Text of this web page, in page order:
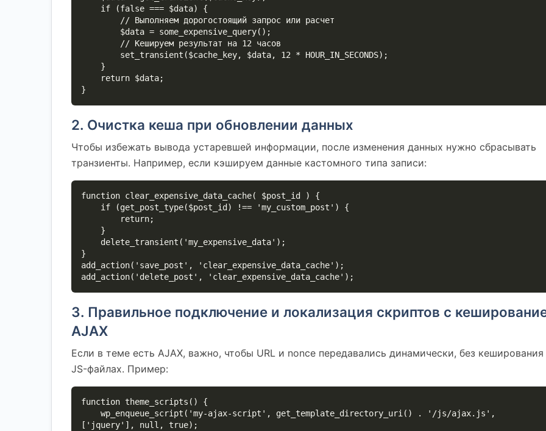
}
2. Очистка кеша при обновлении данных
Чтобы избежать вывода устаревшей информации, после изменения данных нужно сбрасывать
транзиенты. Например, если кэшируем данные кастомного типа записи:
function clear_expensive_data_cache( $post_id ) {
}
add_action('save_post', 'clear_expensive_data_cache');
add_action('delete_post', 'clear_expensive_data_cache');
3. Правильное подключение и локализация скриптов с
AJAX
Если в теме есть AJAX, важно, чтобы URL и nonce передавались динамически, без кеширования
JS-файлах. Пример:
function theme_scripts() {
['jquery'], null, true);